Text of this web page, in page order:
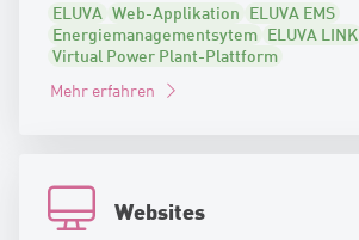
ELUVA Web-Applikation ELUVA EMS
Energiemanagementsytem ELUVA LINK
Virtual Power Plant-Plattform
Mehr erfahren
Websites